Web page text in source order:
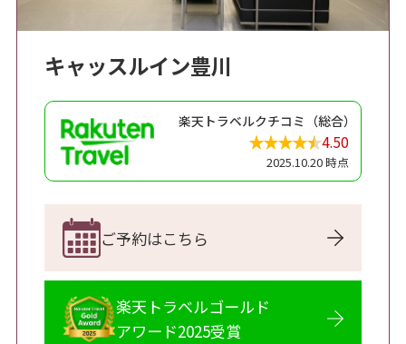
キャッスルイン豊川
楽天トラベルクチコミ（総合）
4.50
2025.10.20 時点
ご予約はこちら
楽天トラベルゴールド
アワード2025受賞